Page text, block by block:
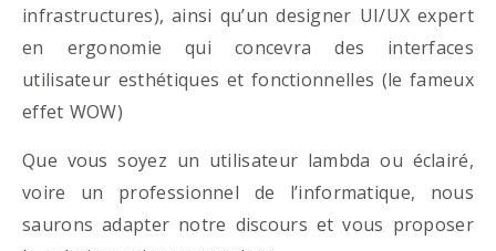
infrastructures), ainsi qu’un designer UI/UX expert
en ergonomie qui concevra des interfaces
utilisateur esthétiques et fonctionnelles (le fameux
effet WOW)
Que vous soyez un utilisateur lambda ou éclairé,
voire un professionnel de l’informatique, nous
saurons adapter notre discours et vous proposer